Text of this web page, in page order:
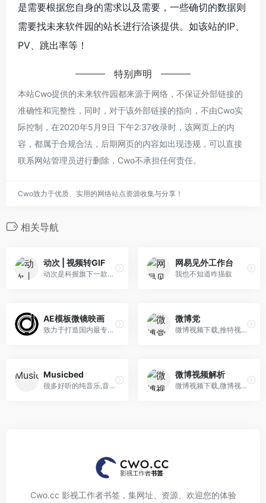
是需要根据您自身的需求以及需要，一些确切的数据则
需要找未来软件园的站长进行洽谈提供。如该站的IP、
PV、跳出率等！
特别声明
本站Cwo提供的未来软件园都来源于网络，不保证外部链接的
准确性和完整性，同时，对于该外部链接的指向，不由Cwo实
际控制，在2020年5月9日 下午2:37收录时，该网页上的内
容，都属于合规合法，后期网页的内容如出现违规，可以直接
联系网站管理员进行删除，Cwo不承担任何责任。
Cwo致力于优质、实用的网络站点资源收集与分享！
相关导航
动次 | 视频转GIF
动次是科握旗下一款在线视频转GIF免费工具。它是为新媒体运营定制的动图制作软件，提供三种GIF尺寸选择，分别对应微信公众号贴图最佳尺寸、微博配图最佳大小和微信表情包制作。动次支持手机浏览器制作视频动图，生成适合微信、微博发布的GIF图片大小。您也可以用小视频制作表情包，并直接将GIF导出保存在手机。
网易见外工作台
我也不知道咋描叙
AE模板微镜映画
致力于打造国内最专业的CG资源分享平台! 一直为CG从业者做最好的服务而不断努力着
微博党
微博视频下载,推特视频下载,Twitter视频下载,爱奇艺视频下载,抖音视频下载,腾讯视频下载,音悦台视频下载,优酷视频下载,油管视频下载
Musicbed
很多好听的纯音乐,音频素材偏向西方，无中国风配乐，无需梯子
微博视频解析
微博视频下载,微博视频解析,秒拍视频下载,秒拍视频解析,如何下载微博视频,怎么下载微博视频
Cwo.cc 影视工作者书签，集网址、资源、欢迎您的体验